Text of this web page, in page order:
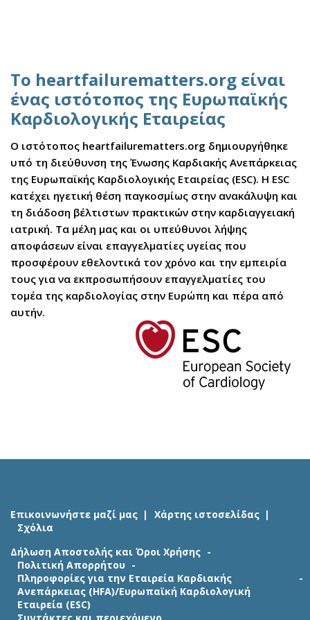
Το heartfailurematters.org είναι
ένας ιστότοπος της Ευρωπαϊκής
Καρδιολογικής Εταιρείας
Ο ιστότοπος heartfailurematters.org δημιουργήθηκε
υπό τη διεύθυνση της Ένωσης Καρδιακής Ανεπάρκειας
της Ευρωπαϊκής Καρδιολογικής Εταιρείας (ESC). Η ESC
κατέχει ηγετική θέση παγκοσμίως στην ανακάλυψη και
τη διάδοση βέλτιστων πρακτικών στην καρδιαγγειακή
ιατρική. Τα μέλη μας και οι υπεύθυνοι λήψης
αποφάσεων είναι επαγγελματίες υγείας που
προσφέρουν εθελοντικά τον χρόνο και την εμπειρία
τους για να εκπροσωπήσουν επαγγελματίες του
τομέα της καρδιολογίας στην Ευρώπη και πέρα από
αυτήν.
Επικοινωνήστε μαζί μας
Χάρτης ιστοσελίδας
Σχόλια
Δήλωση Αποστολής και Όροι Χρήσης
Πολιτική Απορρήτου
Πληροφορίες για την Εταιρεία Καρδιακής
Ανεπάρκειας (HFA)/Ευρωπαϊκή Καρδιολογική
Εταιρεία (ESC)